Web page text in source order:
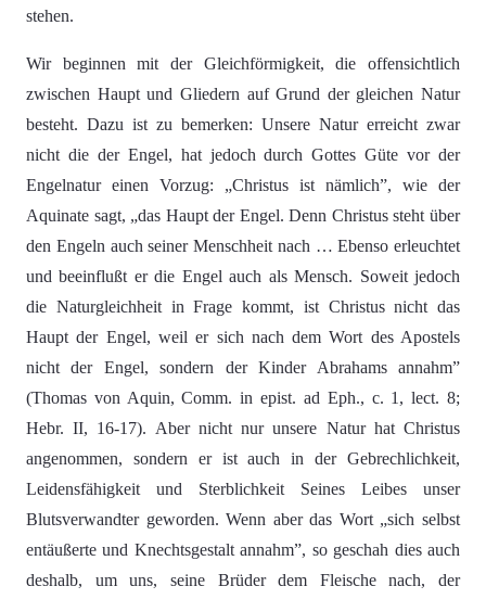
stehen.
Wir beginnen mit der Gleichförmigkeit, die offensichtlich
zwischen Haupt und Gliedern auf Grund der gleichen Natur
besteht. Dazu ist zu bemerken: Unsere Natur erreicht zwar
nicht die der Engel, hat jedoch durch Gottes Güte vor der
Engelnatur einen Vorzug: „Christus ist nämlich”, wie der
Aquinate sagt, „das Haupt der Engel. Denn Christus steht über
den Engeln auch seiner Menschheit nach … Ebenso erleuchtet
und beeinflußt er die Engel auch als Mensch. Soweit jedoch
die Naturgleichheit in Frage kommt, ist Christus nicht das
Haupt der Engel, weil er sich nach dem Wort des Apostels
nicht der Engel, sondern der Kinder Abrahams annahm”
(Thomas von Aquin, Comm. in epist. ad Eph., c. 1, lect. 8;
Hebr. II, 16-17). Aber nicht nur unsere Natur hat Christus
angenommen, sondern er ist auch in der Gebrechlichkeit,
Leidensfähigkeit und Sterblichkeit Seines Leibes unser
Blutsverwandter geworden. Wenn aber das Wort „sich selbst
entäußerte und Knechtsgestalt annahm”, so geschah dies auch
deshalb, um uns, seine Brüder dem Fleische nach, der